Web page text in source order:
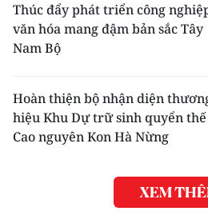
Thúc đẩy phát triển công
văn hóa mang đậm bản sắc Tây
Nam Bộ
Hoàn thiện bộ nhận diện
hiệu Khu Dự trữ sinh quyển
Cao nguyên Kon Hà Nừng
XEM